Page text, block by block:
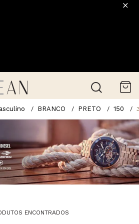
BRANCO PRETO 150
ENCONTRADOS